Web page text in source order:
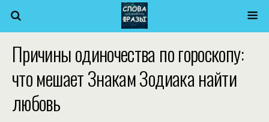
Причины одиночества по гороскопу:
что мешает Знакам Зодиака найти
любовь